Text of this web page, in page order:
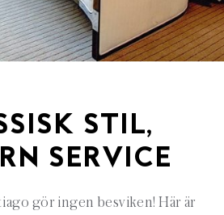
STIL,
SERVICE
gör ingen besviken! Här är